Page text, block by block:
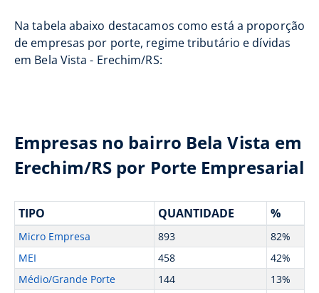
Na tabela abaixo destacamos como está a proporção
de empresas por porte, regime tributário e dívidas
em Bela Vista - Erechim/RS:
Empresas no bairro Bela Vista em
Erechim/RS por Porte Empresarial
TIPO QUANTIDADE %
Micro Empresa 893
82%
MEI
458
42%
Médio/Grande Porte
144
13%